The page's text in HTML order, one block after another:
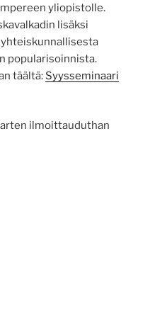
yliopistolle.
lisäksi
popularisoinnista.
täältä: Syysseminaari
ilmoittauduthan